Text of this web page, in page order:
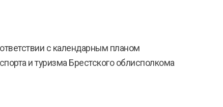
с календарным планом
и туризма Брестского облисполкома